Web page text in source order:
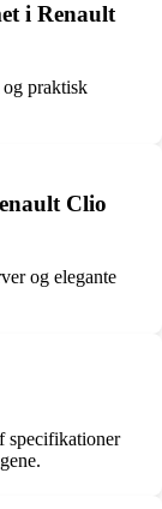
i Renault
praktisk
Clio
og elegante
specifikationer